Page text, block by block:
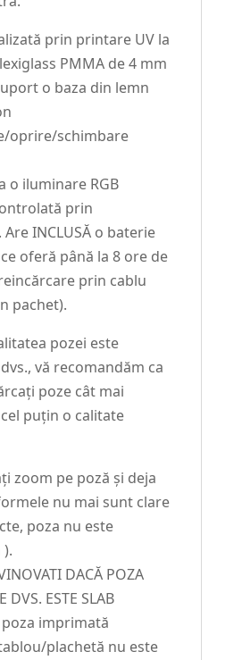
prin printare UV la
PMMA de 4 mm
o baza din lemn
oprire/schimbare
o iluminare RGB
prin
INCLUSĂ o baterie
oferă până la 8 ore de
prin cablu
pachet).
pozei este
vă recomandăm ca
poze cât mai
puțin o calitate
zoom pe poză și deja
nu mai sunt clare
poza nu este
DACĂ POZA
DVS. ESTE SLAB
poza imprimată
plachetă nu este